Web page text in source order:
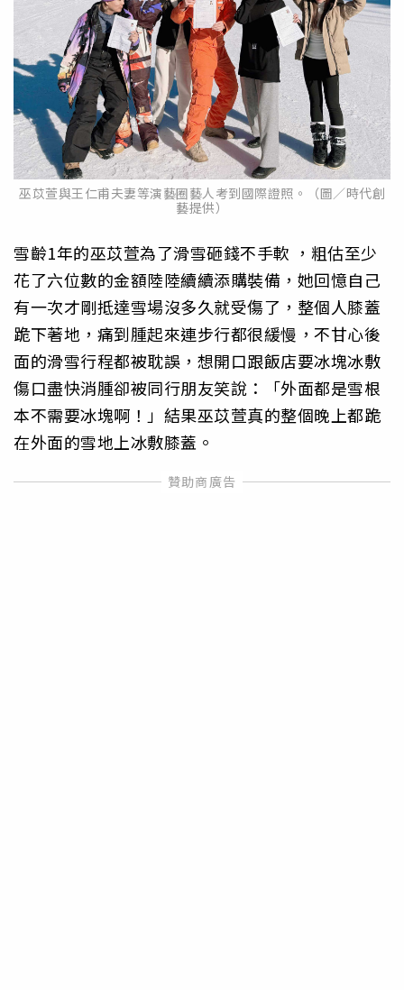
巫苡萱與王仁甫夫妻等演藝圈藝人考到國際證照。（圖／時代創
藝提供）
雪齡1年的巫苡萱為了滑雪砸錢不手軟 ，粗估至少
花了六位數的金額陸陸續續添購裝備，她回憶自己
有一次才剛抵達雪場沒多久就受傷了，整個人膝蓋
跪下著地，痛到腫起來連步行都很緩慢，不甘心後
面的滑雪行程都被耽誤，想開口跟飯店要冰塊冰敷
傷口盡快消腫卻被同行朋友笑說：「外面都是雪根
本不需要冰塊啊！」結果巫苡萱真的整個晚上都跪
在外面的雪地上冰敷膝蓋。